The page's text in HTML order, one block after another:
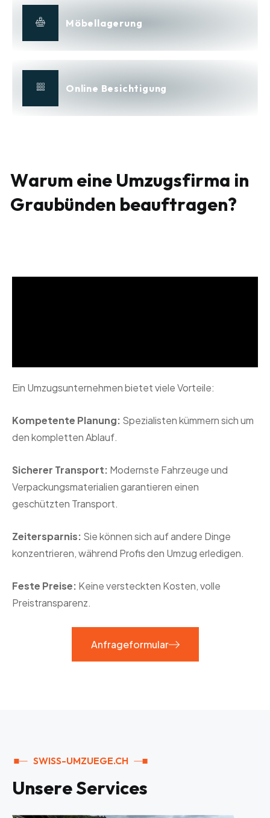
Möbellagerung
Online Besichtigung
Warum eine Umzugsfirma in
Graubünden beauftragen?
Ein Umzugsunternehmen bietet viele Vorteile:
Kompetente Planung: Spezialisten kümmern sich um
den kompletten Ablauf.
Sicherer Transport: Modernste Fahrzeuge und
Verpackungsmaterialien garantieren einen
geschützten Transport.
Zeitersparnis: Sie können sich auf andere Dinge
konzentrieren, während Profis den Umzug erledigen.
Feste Preise: Keine versteckten Kosten, volle
Preistransparenz.
Anfrageformular
SWISS-UMZUEGE.CH
UnsereServices